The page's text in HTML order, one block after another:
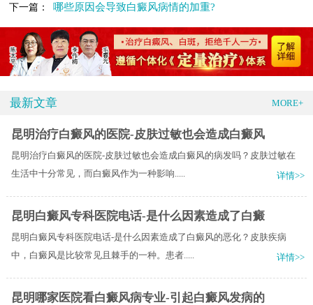
下一篇： 哪些原因会导致白癜风病情的加重?
最新文章 MORE+
昆明治疗白癜风的医院-皮肤过敏也会造成白癜风
昆明治疗白癜风的医院-皮肤过敏也会造成白癜风的病发吗？皮肤过敏在
生活中十分常见，而白癜风作为一种影响.....
详情>>
昆明白癜风专科医院电话-是什么因素造成了白癜
昆明白癜风专科医院电话-是什么因素造成了白癜风的恶化？皮肤疾病
中，白癜风是比较常见且棘手的一种。患者.....
详情>>
昆明哪家医院看白癜风病专业-引起白癜风发病的